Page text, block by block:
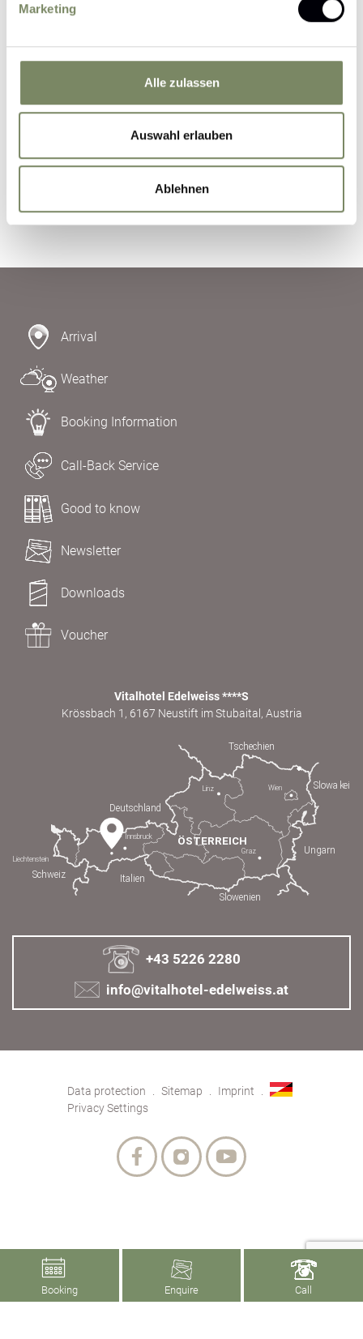
Marketing
Alle zulassen
Auswahl erlauben
Ablehnen
offers by e-mail.
may be processed by the data protection officer
for the purpose of processing my enquiry on the
basis of the consent given by me by sending the
Submit Inquiry
Arrival
Weather
Booking Information
Call-Back Service
Good to know
Newsletter
Downloads
Voucher
Vitalhotel Edelweiss ****S
Krössbach 1, 6167 Neustift im Stubaital, Austria
+43 5226 2280
info@vitalhotel-edelweiss.at
Data protection Sitemap
Imprint
Privacy Settings
Booking Enquire Call